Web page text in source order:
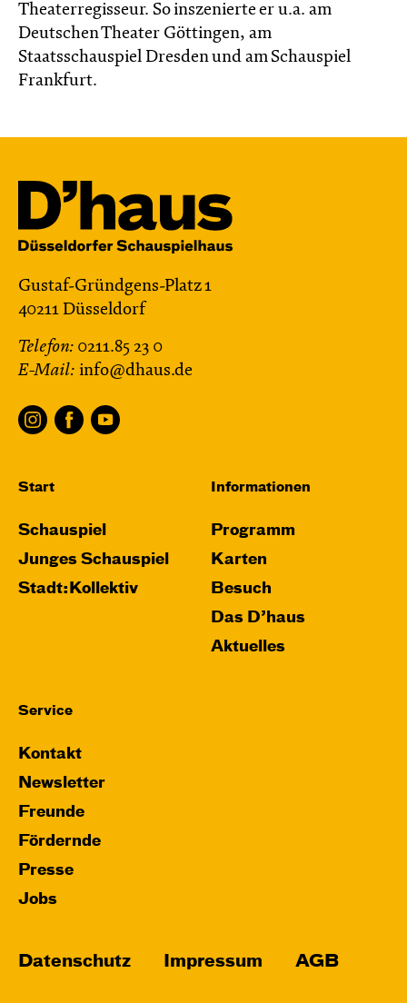
Theaterregisseur. So inszenierte er u.a. am
Deutschen Theater Göttingen, am
Staatsschauspiel Dresden und am Schauspiel
Frankfurt.
Gustaf-Gründgens-Platz 1
40211 Düsseldorf
Telefon: 0211.85 23 0
E-Mail: info@dhaus.de
Start
Schauspiel
Junges Schauspiel
Stadt:Kollektiv
Informationen
Programm
Karten
Besuch
Das D’haus
Aktuelles
Service
Kontakt
Newsletter
Freunde
Fördernde
Presse
Jobs
Datenschutz Impressum AGB